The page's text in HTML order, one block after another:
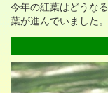
今年の紅葉はどうな
葉が進んでいました